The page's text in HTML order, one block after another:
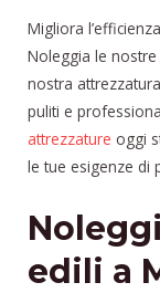
Migliora
Noleggia le
nostra
puliti e
attrezzature oggi
le tue esigenze di
edili a